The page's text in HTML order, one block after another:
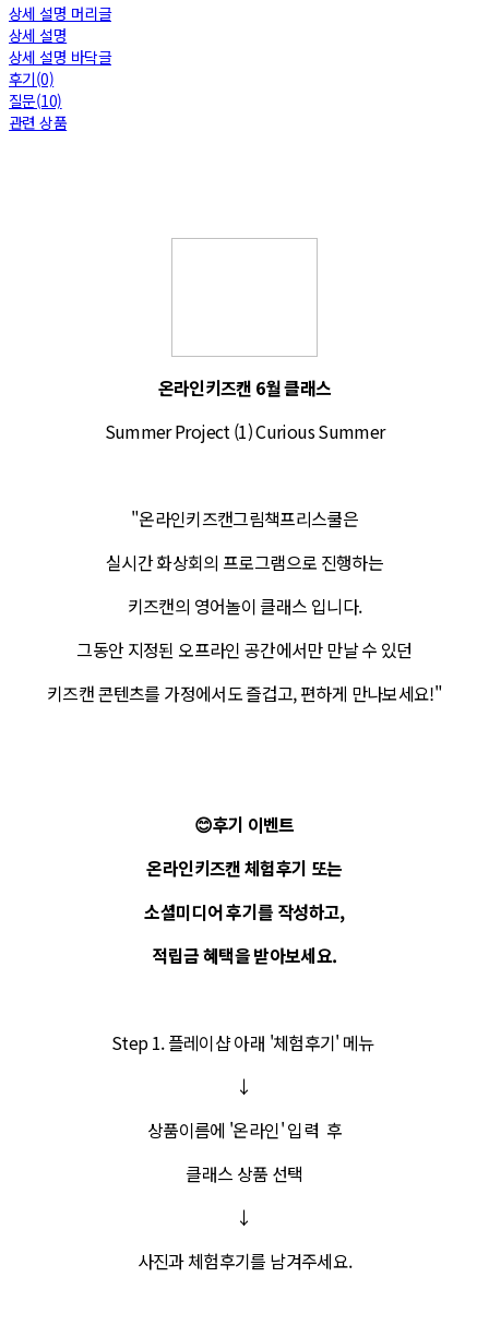
상세 설명 머리글
상세 설명
상세 설명 바닥글
후기(0)
질문(10)
관련 상품
온라인키즈캔 6월 클래스
Summer Project (1) Curious Summer
"온라인키즈캔그림책프리스쿨은
실시간 화상회의 프로그램으로 진행하는
키즈캔의 영어놀이 클래스 입니다.
그동안 지정된 오프라인 공간에서만 만날 수 있던
키즈캔 콘텐츠를 가정에서도 즐겁고, 편하게 만나보세요!"
😊후기 이벤트
온라인키즈캔 체험후기 또는
소셜미디어 후기를 작성하고,
적립금 혜택을 받아보세요.
Step 1. 플레이샵 아래 '체험후기' 메뉴
↓
상품이름에 '온라인' 입력 후
클래스 상품 선택
​​​​​↓​​​​​
사진과 체험후기를 남겨주세요.